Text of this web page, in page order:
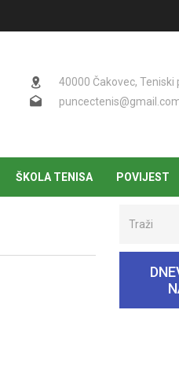
40000 Čakovec, Teniski
ŠKOLA TENISA POVIJEST